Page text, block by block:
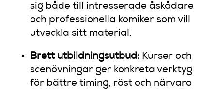
sig både till intresserade åskådare
och professionella komiker som vill
utveckla sitt material.
Brett utbildningsutbud: Kurser och
scenövningar ger konkreta verktyg
för bättre timing, röst och närvaro